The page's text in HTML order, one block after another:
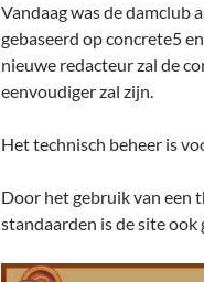
Vandaag was de damclub
gebaseerd op concrete5
nieuwe redacteur zal de
eenvoudiger zal zijn.
Het technisch beheer is
Door het gebruik van een
standaarden is de site